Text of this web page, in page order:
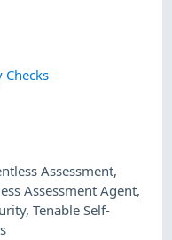
Checks
Assessment,
Assessment Agent,
,Tenable Self-